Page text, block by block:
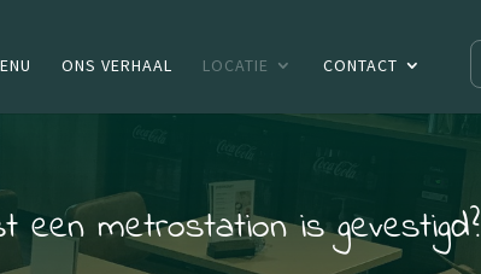
ONS VERHAAL LOCATIE CONTACT
een metrostation is gevestigd?